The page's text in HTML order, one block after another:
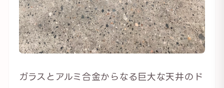
ガラスとアルミ合金からなる巨大な天井のド